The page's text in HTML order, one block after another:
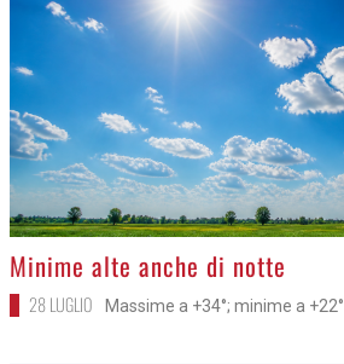
>Minime alte anche di notte
28 LUGLIO Massime a +34°; minime a +22°